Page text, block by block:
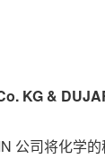
KG &
公司将化学